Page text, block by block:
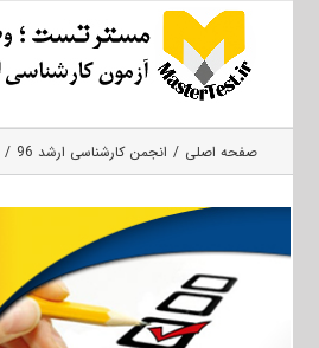
صفحه اصلی انجمن کارشناسی ارشد 96